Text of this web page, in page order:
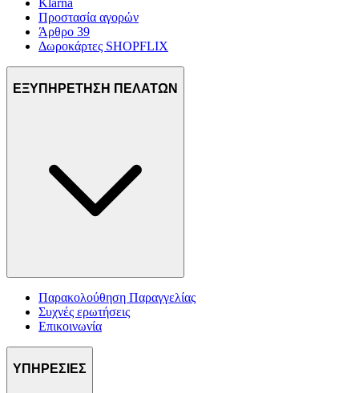
Klarna
Προστασία αγορών
Άρθρο 39
Δωροκάρτες SHOPFLIX
ΕΞΥΠΗΡΕΤΗΣΗ ΠΕΛΑΤΩΝ
Παρακολούθηση Παραγγελίας
Συχνές ερωτήσεις
Επικοινωνία
ΥΠΗΡΕΣΙΕΣ